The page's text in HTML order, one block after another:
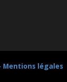
Mentions légales